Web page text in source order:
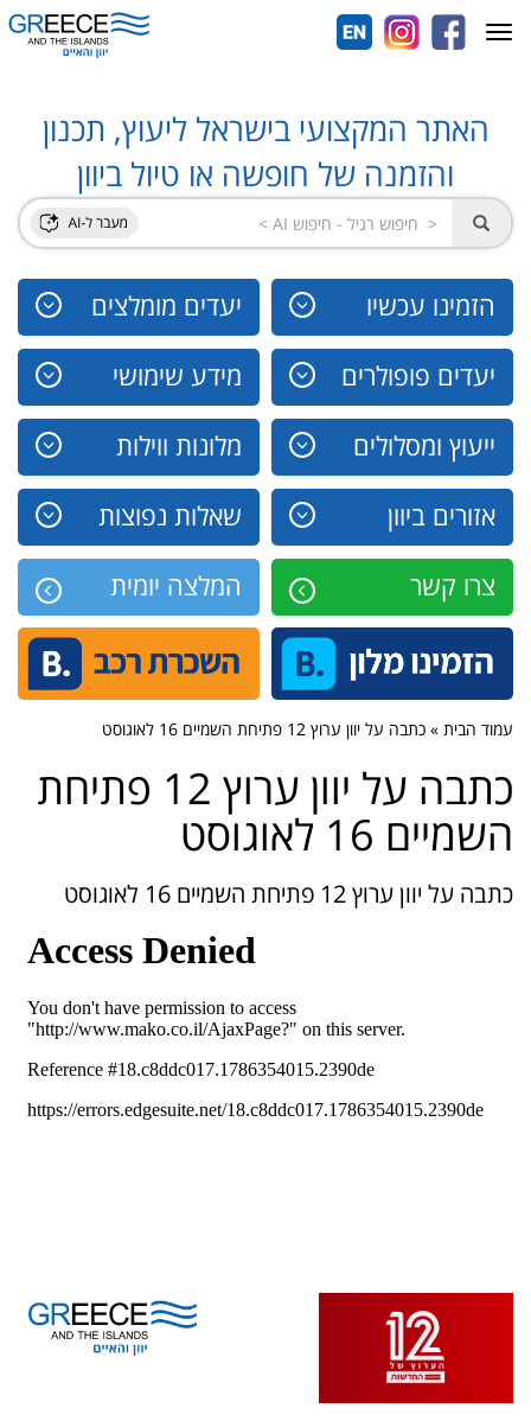
האתר המקצועי בישראל ליעוץ, תכנון
והזמנה של חופשה או טיול ביוון
הזמינו עכשיו יעדים מומלצים
יעדים פופולרים מידע שימושי
ייעוץ ומסלולים מלונות ווילות
אזורים ביוון שאלות נפוצות
צרו קשר המלצה יומית
Toggle
navigation
עמוד הבית » כתבה על יוון ערוץ 12 פתיחת השמיים 16 לאוגוסט
כתבה על יוון ערוץ 12 פתיחת
השמיים 16 לאוגוסט
כתבה על יוון ערוץ 12 פתיחת השמיים 16 לאוגוסט